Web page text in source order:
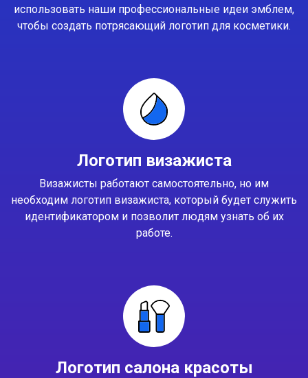
использовать наши профессиональные идеи эмблем,
чтобы создать потрясающий логотип для косметики.
Логотип визажиста
Визажисты работают самостоятельно, но им
необходим логотип визажиста, который будет служить
идентификатором и позволит людям узнать об их
работе.
Логотип салона красоты